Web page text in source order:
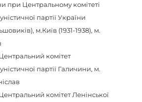
при Центральному комітеті
партії України
м.Київ (1931-1938), м.
комітет
партії Галичини, м.
комітет Ленінської